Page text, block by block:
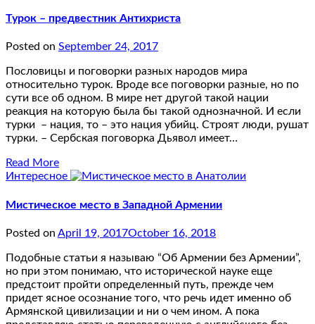
Турок – предвестник Антихриста
Posted on September 24, 2017
Пословицы и поговорки разных народов мира
относительно турок. Вроде все поговорки разные, но по
сути все об одном. В мире нет другой такой нации
реакция на которую была бы такой однозначной. И если
турки – нация, то – это нация убийц. Строят люди, рушат
турки. – Сербская поговорка Дьявол имеет…
Read More
Интересное
Мистическое место в Западной Армении
Posted on April 19, 2017October 16, 2018
Подобные статьи я называю “Об Армении без Армении”,
но при этом понимаю, что исторической науке еще
предстоит пройти определенный путь, прежде чем
придет ясное осознание того, что речь идет именно об
Армянской цивилизации и ни о чем ином. А пока